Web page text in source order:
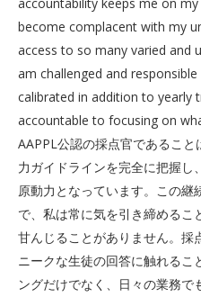
become complacent with my
access to so many varied and
am challenged and
calibrated in addition to yearly
accountable to focusing on
AAPPL公認の採点官であるこ
力ガイドラインを完全に把握
原動力となっています。この
で、私は常に気を引き締めるこ
甘んじることがありません。採
ニークな生徒の回答に触れるこ
ングだけでなく、日々の業務で